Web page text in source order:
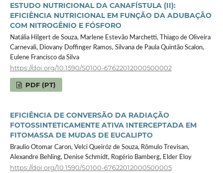
ESTUDO NUTRICIONAL DA CANAFÍSTULA (II):
EFICIÊNCIA NUTRICIONAL EM FUNÇÃO DA ADUBAÇÃO
COM NITROGÊNIO E FÓSFORO
Natália Hilgert de Souza, Marlene Estevão Marchetti, Thiago de Oliveira
Carnevali, Diovany Doffinger Ramos, Silvana de Paula Quintão Scalon,
Eulene Francisco da Silva
https://doi.org/10.1590/S0100-67622012000500002
PDF (PT)
EFICIÊNCIA DE CONVERSÃO DA RADIAÇÃO
FOTOSSINTETICAMENTE ATIVA INTERCEPTADA EM
FITOMASSA DE MUDAS DE EUCALIPTO
Braulio Otomar Caron, Velci Queiróz de Souza, Rômulo Trevisan,
Alexandre Behling, Denise Schmidt, Rogério Bamberg, Elder Eloy
https://doi.org/10.1590/S0100-67622012000500005